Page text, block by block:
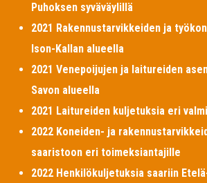
Puhoksen syväväylillä
2021 Rakennustarvikkeiden ja
Ison-Kallan alueella
2021 Venepoijujen ja laitureiden
Savon alueella
2021 Laitureiden kuljetuksia eri
2022 Koneiden- ja
saaristoon eri toimeksiantajille
2022 Henkilökuljetuksia saariin